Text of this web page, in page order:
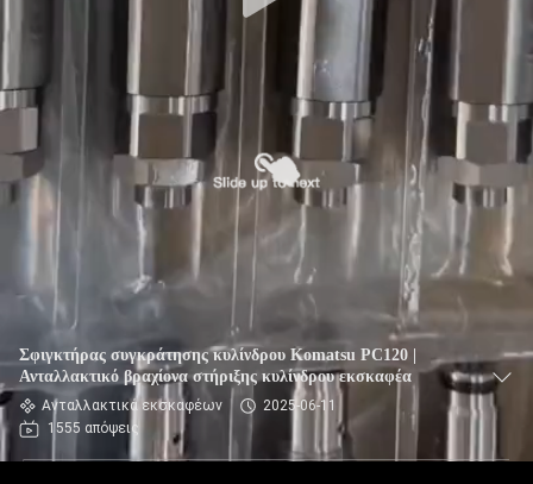
Σφιγκτήρας συγκράτησης κυλίνδρου Komatsu PC120 |
Ανταλλακτικό βραχίονα στήριξης κυλίνδρου εκσκαφέα
Ανταλλακτικά εκσκαφέων
2025-06-11
1555 απόψεις